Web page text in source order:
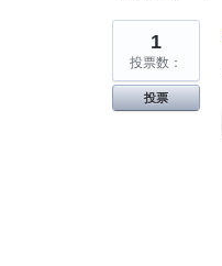
2
っ
た
1
投票数：
投票